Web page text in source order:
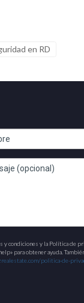
en RD
y condiciones y la Política de
para obtener ayuda.
politica-de-